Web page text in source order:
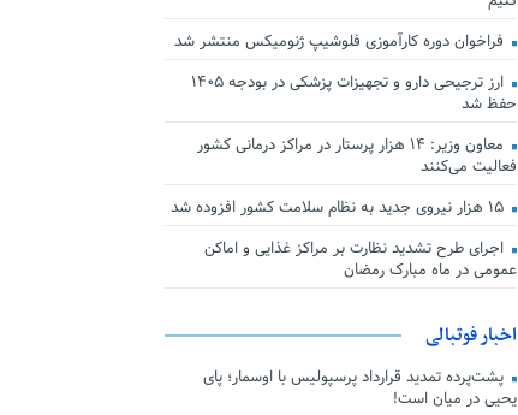
فراخوان دوره کارآموزی فلوشیپ ژنومیکس منتشر شد
ارز ترجیحی دارو و تجهیزات پزشکی در بودجه ۱۴۰۵
حفظ شد
معاون وزیر: ۱۴ هزار پرستار در مراکز درمانی کشور
فعالیت می‌کنند
۱۵ هزار نیروی جدید به نظام سلامت کشور افزوده شد
اجرای طرح تشدید نظارت بر مراکز غذایی و اماکن
عمومی در ماه مبارک رمضان
اخبار فوتبالی
پشت‌پرده تمدید قرارداد پرسپولیس با اوسمار؛ پای
یحیی در میان است!